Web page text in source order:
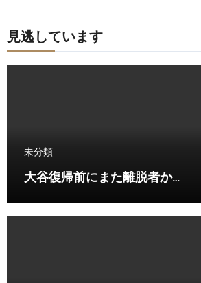
見逃しています
未分類
大谷復帰前にまた離脱者か…